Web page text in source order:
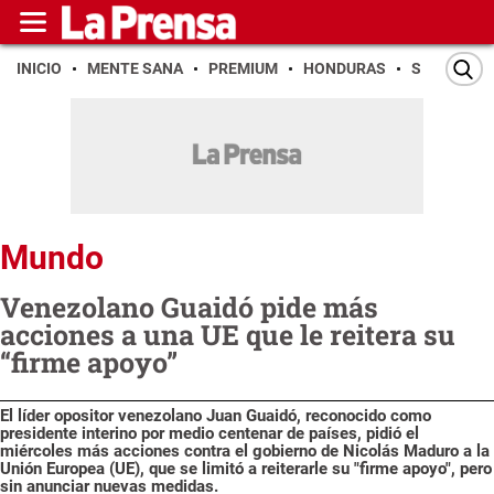
INICIO MENTE SANA PREMIUM HONDURAS SAN PEDRO
Mundo
Venezolano Guaidó pide más
acciones a una UE que le reitera su
“firme apoyo”
El líder opositor venezolano Juan Guaidó, reconocido como
presidente interino por medio centenar de países, pidió el
miércoles más acciones contra el gobierno de Nicolás Maduro a la
Unión Europea (UE), que se limitó a reiterarle su "firme apoyo", pero
sin anunciar nuevas medidas.